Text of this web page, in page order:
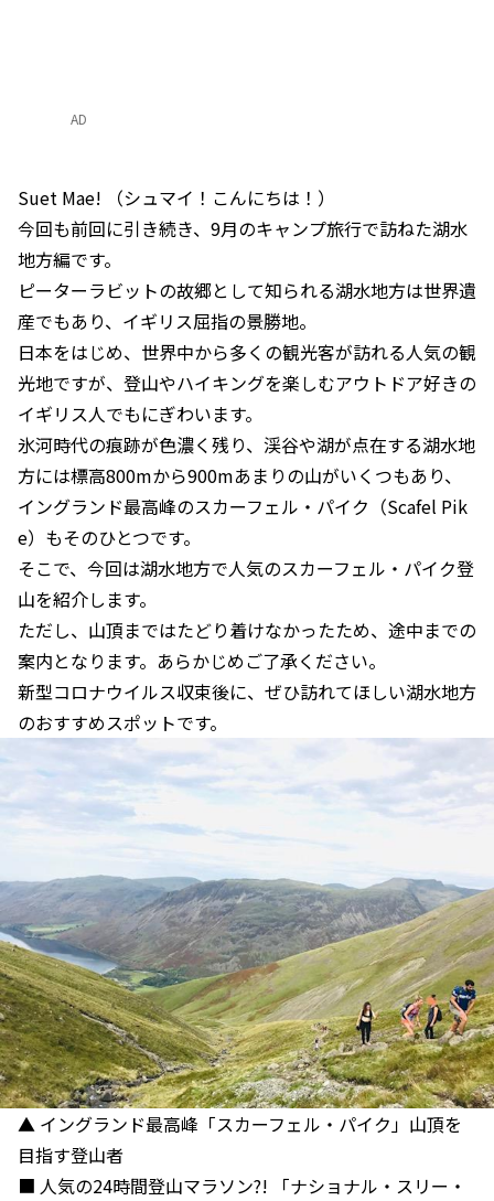
AD
Suet Mae! （シュマイ！こんにちは！）
今回も前回に引き続き、9月のキャンプ旅行で訪ねた湖水
地方編です。
ピーターラビットの故郷として知られる湖水地方は世界遺
産でもあり、イギリス屈指の景勝地。
日本をはじめ、世界中から多くの観光客が訪れる人気の観
光地ですが、登山やハイキングを楽しむアウトドア好きの
イギリス人でもにぎわいます。
氷河時代の痕跡が色濃く残り、渓谷や湖が点在する湖水地
方には標高800mから900mあまりの山がいくつもあり、
イングランド最高峰のスカーフェル・パイク（Scafel Pik
e）もそのひとつです。
そこで、今回は湖水地方で人気のスカーフェル・パイク登
山を紹介します。
ただし、山頂まではたどり着けなかったため、途中までの
案内となります。あらかじめご了承ください。
新型コロナウイルス収束後に、ぜひ訪れてほしい湖水地方
のおすすめスポットです。
▲ イングランド最高峰「スカーフェル・パイク」山頂を
目指す登山者
■ 人気の24時間登山マラソン?! 「ナショナル・スリー・